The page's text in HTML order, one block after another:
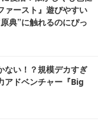
ースト』遊びやすい
典”に触れるのにぴっ
ない！？規模デカすぎ
アドベンチャー『Big